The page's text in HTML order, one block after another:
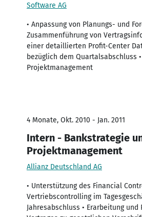
Software AG
• Anpassung von Planungs- und
Zusammenführung von
einer detaillierten Profit-Center
bezüglich dem Quartalsabschluss
Projektmanagement
4 Monate, Okt. 2010 - Jan. 2011
Intern - Bankstrategie
Projektmanagement
Allianz Deutschland AG
• Unterstützung des Financial
Vertriebscontrolling im
Jahresabschluss • Erarbeitung